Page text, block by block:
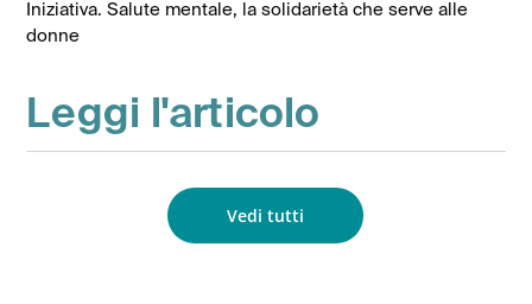
Iniziativa. Salute mentale, la solidarietà che serve alle
donne
Leggi l'articolo
Vedi tutti